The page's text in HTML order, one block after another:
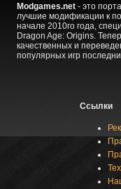
Modgames.net- это
лучшие модификации к
начале 2010го года,
Dragon Age: Origins.
качественных и
популярных игр
Ссылки